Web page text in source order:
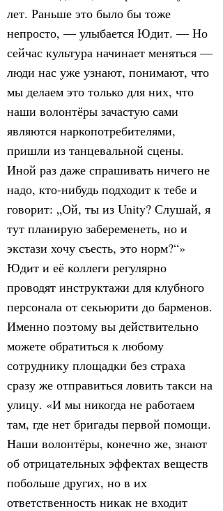
лет. Раньше это было бы тоже
непросто, — улыбается Юдит. — Но
сейчас культура начинает меняться —
люди нас уже узнают, понимают, что
мы делаем это только для них, что
наши волонтёры зачастую сами
являются наркопотребителями,
пришли из танцевальной сцены.
Иной раз даже спрашивать ничего не
надо, кто-нибудь подходит к тебе и
говорит: „Ой, ты из Unity? Слушай, я
тут планирую забеременеть, но и
экстази хочу съесть, это норм?“»
Юдит и её коллеги регулярно
проводят инструктажи для клубного
персонала от секьюрити до барменов.
Именно поэтому вы действительно
можете обратиться к любому
сотруднику площадки без страха
сразу же отправиться ловить такси на
улицу. «И мы никогда не работаем
там, где нет бригады первой помощи.
Наши волонтёры, конечно же, знают
об отрицательных эффектах веществ
побольше других, но в их
ответственность никак не входит